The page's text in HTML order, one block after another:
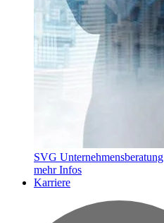
SVG Unternehmensberatung
mehr Infos
Karriere